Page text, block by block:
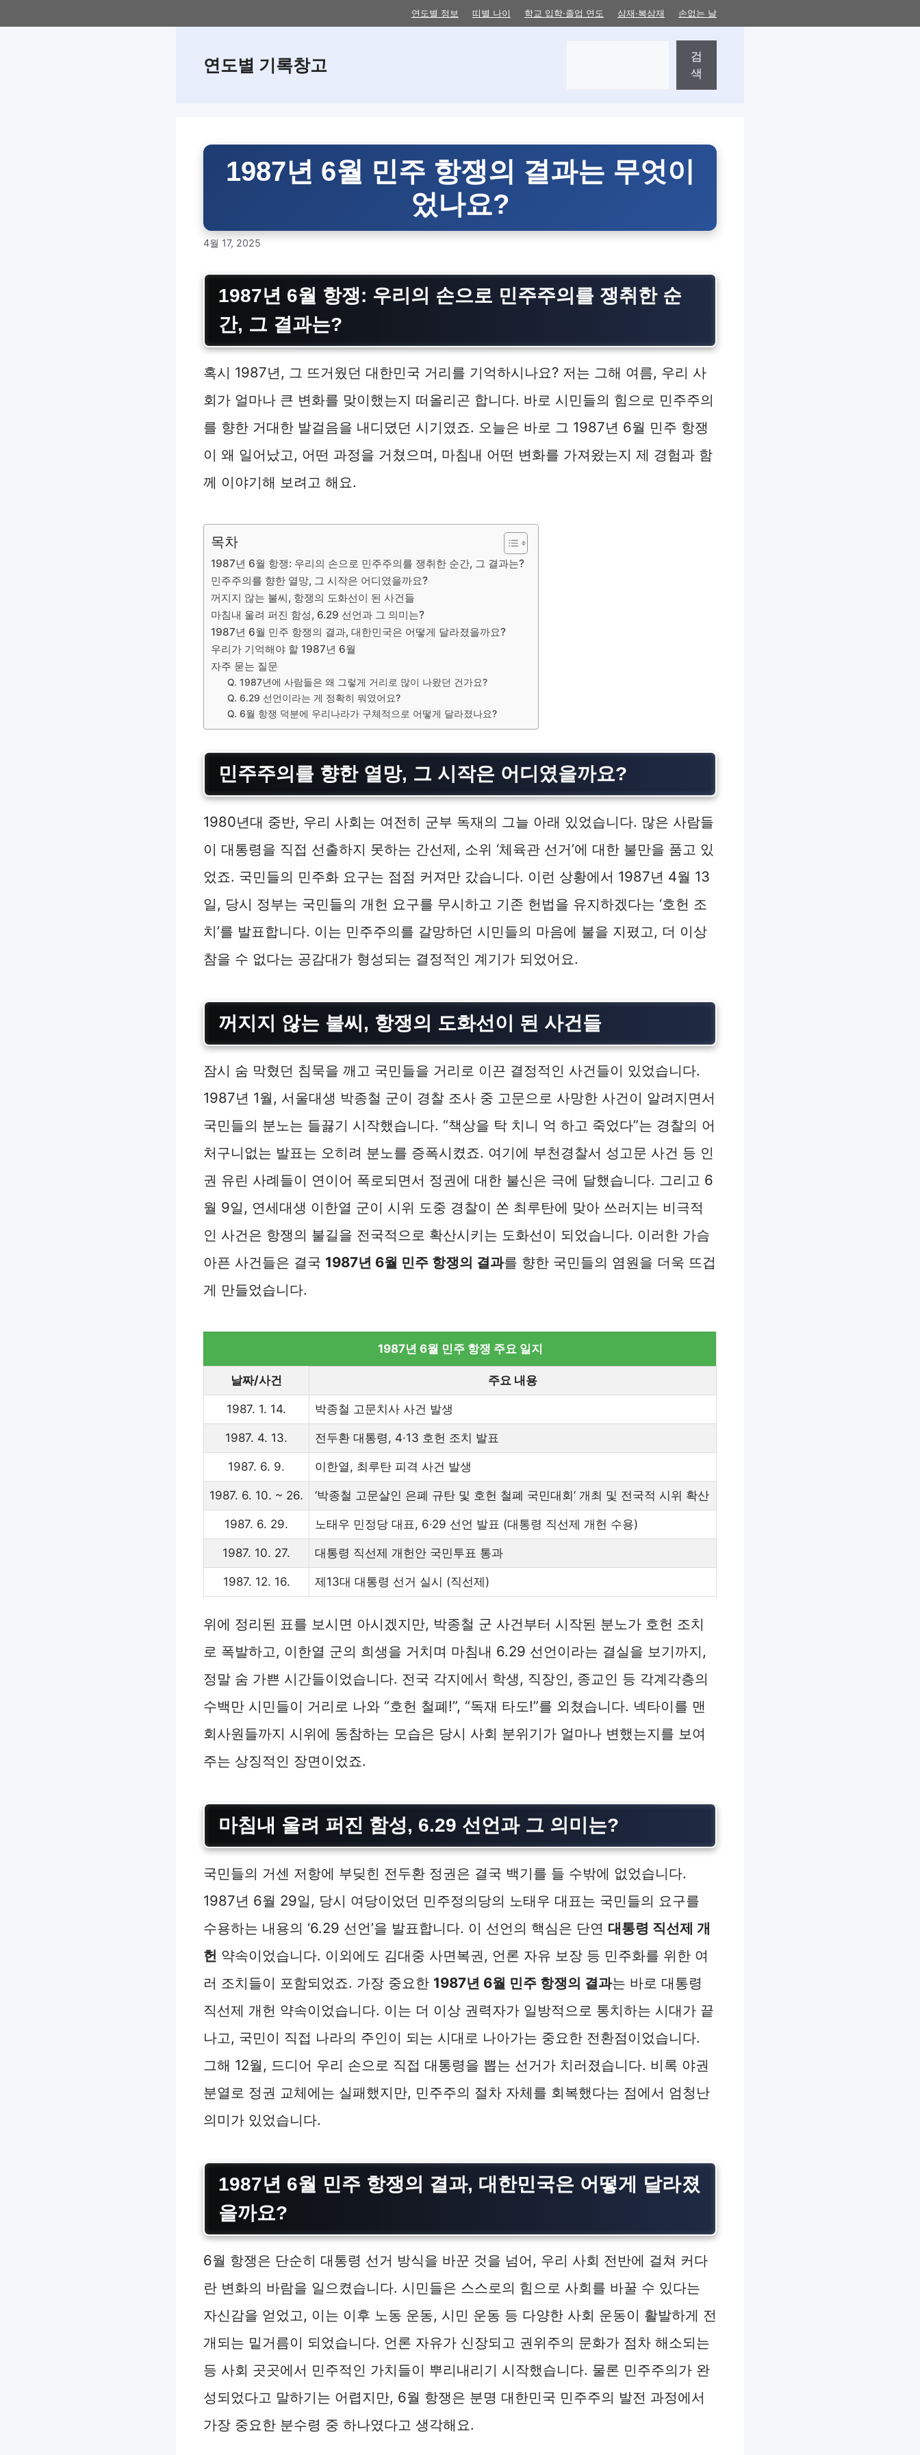
to
연도별 정보 띠별 나이 학교 입학·졸업 연도 삼재·복삼재 손없는 날
연도별 기록창고
검
색
1987년 6월 민주 항쟁의 결과는 무엇이
었나요?
4월 17, 2025
1987년 6월 항쟁: 우리의 손으로 민주주의를 쟁취한 순
간, 그 결과는?
혹시 1987년, 그 뜨거웠던 대한민국 거리를 기억하시나요? 저는 그해 여름, 우리 사
회가 얼마나 큰 변화를 맞이했는지 떠올리곤 합니다. 바로 시민들의 힘으로 민주주의
를 향한 거대한 발걸음을 내디뎠던 시기였죠. 오늘은 바로 그 1987년 6월 민주 항쟁
이 왜 일어났고, 어떤 과정을 거쳤으며, 마침내 어떤 변화를 가져왔는지 제 경험과 함
께 이야기해 보려고 해요.
목차
1987년 6월 항쟁: 우리의 손으로 민주주의를 쟁취한 순간, 그 결과는?
민주주의를 향한 열망, 그 시작은 어디였을까요?
꺼지지 않는 불씨, 항쟁의 도화선이 된 사건들
마침내 울려 퍼진 함성, 6.29 선언과 그 의미는?
1987년 6월 민주 항쟁의 결과, 대한민국은 어떻게 달라졌을까요?
우리가 기억해야 할 1987년 6월
자주 묻는 질문
Q. 1987년에 사람들은 왜 그렇게 거리로 많이 나왔던 건가요?
Q. 6.29 선언이라는 게 정확히 뭐였어요?
Q. 6월 항쟁 덕분에 우리나라가 구체적으로 어떻게 달라졌나요?
민주주의를 향한 열망, 그 시작은 어디였을까요?
1980년대 중반, 우리 사회는 여전히 군부 독재의 그늘 아래 있었습니다. 많은 사람들
이 대통령을 직접 선출하지 못하는 간선제, 소위 ‘체육관 선거’에 대한 불만을 품고 있
었죠. 국민들의 민주화 요구는 점점 커져만 갔습니다. 이런 상황에서 1987년 4월 13
일, 당시 정부는 국민들의 개헌 요구를 무시하고 기존 헌법을 유지하겠다는 ‘호헌 조
치’를 발표합니다. 이는 민주주의를 갈망하던 시민들의 마음에 불을 지폈고, 더 이상
참을 수 없다는 공감대가 형성되는 결정적인 계기가 되었어요.
꺼지지 않는 불씨, 항쟁의 도화선이 된 사건들
잠시 숨 막혔던 침묵을 깨고 국민들을 거리로 이끈 결정적인 사건들이 있었습니다.
1987년 1월, 서울대생 박종철 군이 경찰 조사 중 고문으로 사망한 사건이 알려지면서
국민들의 분노는 들끓기 시작했습니다. “책상을 탁 치니 억 하고 죽었다”는 경찰의 어
처구니없는 발표는 오히려 분노를 증폭시켰죠. 여기에 부천경찰서 성고문 사건 등 인
권 유린 사례들이 연이어 폭로되면서 정권에 대한 불신은 극에 달했습니다. 그리고 6
월 9일, 연세대생 이한열 군이 시위 도중 경찰이 쏜 최루탄에 맞아 쓰러지는 비극적
인 사건은 항쟁의 불길을 전국적으로 확산시키는 도화선이 되었습니다. 이러한 가슴
아픈 사건들은 결국 1987년 6월 민주 항쟁의 결과를 향한 국민들의 염원을 더욱 뜨겁
게 만들었습니다.
1987년 6월 민주 항쟁 주요 일지
날짜/사건 주요 내용
1987. 1. 14. 박종철 고문치사 사건 발생
1987. 4. 13. 전두환 대통령, 4·13 호헌 조치 발표
1987. 6. 9. 이한열, 최루탄 피격 사건 발생
1987. 6. 10. ~ 26. ‘박종철 고문살인 은폐 규탄 및 호헌 철폐 국민대회’ 개최 및 전국적 시위 확산
1987. 6. 29. 노태우 민정당 대표, 6·29 선언 발표 (대통령 직선제 개헌 수용)
1987. 10. 27. 대통령 직선제 개헌안 국민투표 통과
1987. 12. 16. 제13대 대통령 선거 실시 (직선제)
위에 정리된 표를 보시면 아시겠지만, 박종철 군 사건부터 시작된 분노가 호헌 조치
로 폭발하고, 이한열 군의 희생을 거치며 마침내 6.29 선언이라는 결실을 보기까지,
정말 숨 가쁜 시간들이었습니다. 전국 각지에서 학생, 직장인, 종교인 등 각계각층의
수백만 시민들이 거리로 나와 “호헌 철폐!”, “독재 타도!”를 외쳤습니다. 넥타이를 맨
회사원들까지 시위에 동참하는 모습은 당시 사회 분위기가 얼마나 변했는지를 보여
주는 상징적인 장면이었죠.
마침내 울려 퍼진 함성, 6.29 선언과 그 의미는?
국민들의 거센 저항에 부딪힌 전두환 정권은 결국 백기를 들 수밖에 없었습니다.
1987년 6월 29일, 당시 여당이었던 민주정의당의 노태우 대표는 국민들의 요구를
수용하는 내용의 ‘6.29 선언’을 발표합니다. 이 선언의 핵심은 단연 대통령 직선제 개
헌 약속이었습니다. 이외에도 김대중 사면복권, 언론 자유 보장 등 민주화를 위한 여
러 조치들이 포함되었죠. 가장 중요한 1987년 6월 민주 항쟁의 결과는 바로 대통령
직선제 개헌 약속이었습니다. 이는 더 이상 권력자가 일방적으로 통치하는 시대가 끝
나고, 국민이 직접 나라의 주인이 되는 시대로 나아가는 중요한 전환점이었습니다.
그해 12월, 드디어 우리 손으로 직접 대통령을 뽑는 선거가 치러졌습니다. 비록 야권
분열로 정권 교체에는 실패했지만, 민주주의 절차 자체를 회복했다는 점에서 엄청난
의미가 있었습니다.
1987년 6월 민주 항쟁의 결과, 대한민국은 어떻게 달라졌
을까요?
6월 항쟁은 단순히 대통령 선거 방식을 바꾼 것을 넘어, 우리 사회 전반에 걸쳐 커다
란 변화의 바람을 일으켰습니다. 시민들은 스스로의 힘으로 사회를 바꿀 수 있다는
자신감을 얻었고, 이는 이후 노동 운동, 시민 운동 등 다양한 사회 운동이 활발하게 전
개되는 밑거름이 되었습니다. 언론 자유가 신장되고 권위주의 문화가 점차 해소되는
등 사회 곳곳에서 민주적인 가치들이 뿌리내리기 시작했습니다. 물론 민주주의가 완
성되었다고 말하기는 어렵지만, 6월 항쟁은 분명 대한민국 민주주의 발전 과정에서
가장 중요한 분수령 중 하나였다고 생각해요.